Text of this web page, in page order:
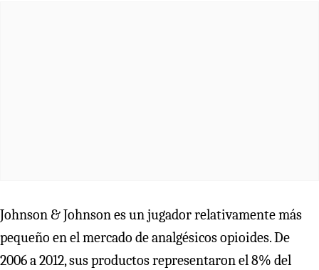
Johnson & Johnson es un jugador relativamente más
pequeño en el mercado de analgésicos opioides. De
2006 a 2012, sus productos representaron el 8% del